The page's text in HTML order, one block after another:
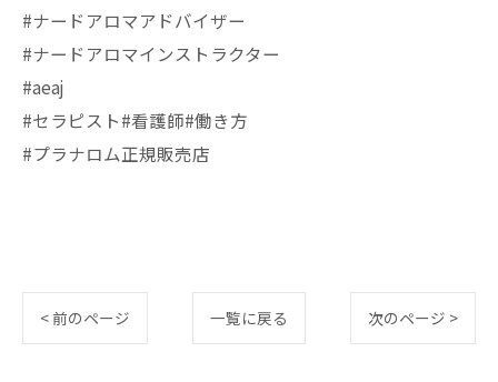
#ナードアロマアドバイザー
#ナードアロマインストラクター
#aeaj
#セラピスト#看護師#働き方
#プラナロム正規販売店
< 前のページ 一覧に戻る 次のページ >